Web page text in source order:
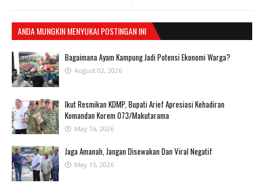
ANDA MUNGKIN MENYUKAI POSTINGAN INI
Bagaimana Ayam Kampung Jadi Potensi Ekonomi Warga?
August 02, 2026
Ikut Resmikan KDMP, Bupati Arief Apresiasi Kehadiran
Komandan Korem 073/Makutarama
May 16, 2026
Jaga Amanah, Jangan Disewakan Dan Viral Negatif
May 15, 2026